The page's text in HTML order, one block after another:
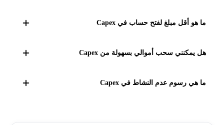
بفترة سماح (Grace Period) لعدة أيام فقط، بعدها يتم احتساب
ما هو أقل مبلغ لفتح حساب في Capex
(Essential)، لكن للحصول على ميزات أفضل يفضل إيداع 1,000
هل يمكنني سحب أموالي بسهولة من Capex
الطلب خلال 24 ساعة، ويصل المبلغ حسب وسيلة الدفع (فوري
ما هي رسوم عدم النشاط في Capex